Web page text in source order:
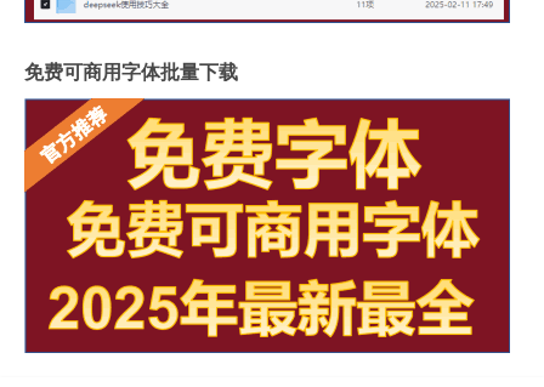
免费可商用字体批量下载